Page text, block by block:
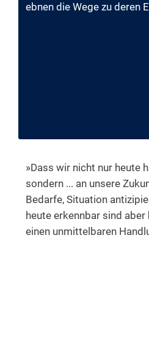
ebnen die Wege zu deren
»Dass wir nicht nur heute
sondern ... an unsere
Bedarfe, Situation
heute erkennbar sind
einen unmittelbaren